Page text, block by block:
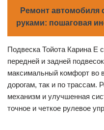
Ремонт автомобиля
руками: пошаговая
Подвеска Тойота Карина Е
передней и задней
максимальный комфорт во
дорогам, так и по трассам.
механизм и улучшенная
точное и четкое рулевое